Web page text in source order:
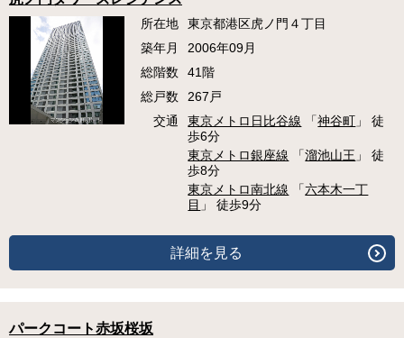
所在地
東京都港区虎ノ門４丁目
築年月
2006年09月
総階数
41階
総戸数
267戸
交通
東京メトロ日比谷線 「神谷町 」 徒
歩6分
東京メトロ銀座線 「溜池山王 」 徒
歩8分
東京メトロ南北線 「六本木一丁
目 」 徒歩9分
詳細を見る
パークコート赤坂桜坂